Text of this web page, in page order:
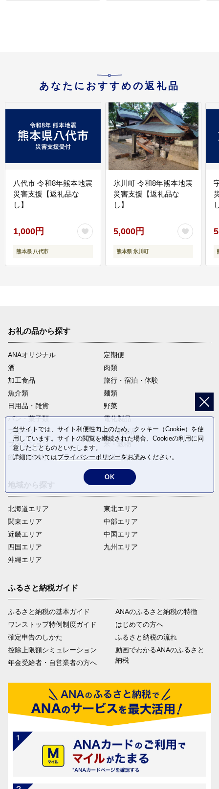
あなたにおすすめの返礼品
八代市 令和8年熊本地震
災害支援【返礼品な
し】
1,000円
熊本県 八代市
氷川町 令和8年熊本地震
災害支援【返礼品な
し】
5,000円
熊本県 氷川町
お礼の品から探す
ANAオリジナル
定期便
酒
肉類
加工食品
旅行・宿泊・体験
魚介類
麺類
日用品・雑貨
野菜
パン・菓子類
電化製品
フルーツ
卵・乳製品
ファッション
米・穀物
飲料(酒以外)
返礼品なし
北海道エリア
関東エリア
近畿エリア
四国エリア
沖縄エリア
東北エリア
中部エリア
中国エリア
九州エリア
ふるさと納税ガイド
ふるさと納税の基本ガイド
ワンストップ特例制度ガイド
確定申告のしかた
控除上限額シミュレーション
年金受給者・自営業者の方へ
ANAのふるさと納税の特徴
はじめての方へ
ふるさと納税の流れ
動画でわかるANAのふるさと
納税
当サイトでは、サイト利便性向上のため、クッキー（Cookie）を使
用しています。サイトの閲覧を継続された場合、Cookieの利用に同
意したことものといたします。
詳細についてはプライバシーポリシーをお読みください。
OK